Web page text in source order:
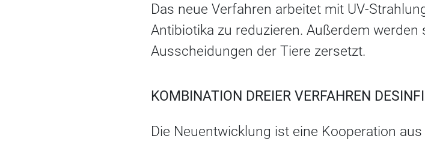
Das neue Verfahren arbeitet mit UV-
Antibiotika zu reduzieren. Außerdem
Ausscheidungen der Tiere zersetzt.
KOMBINATION DREIER VERFAHREN
Die Neuentwicklung ist eine Kooperation